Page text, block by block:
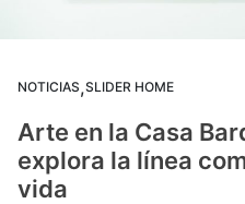
NOTICIAS,SLIDER HOME
Arte en la Casa
explora la línea
vida